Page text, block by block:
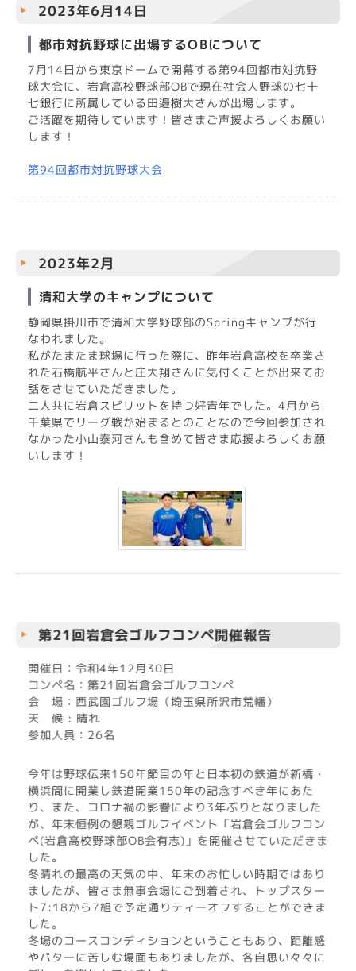
2023年6月14日
都市対抗野球に出場するOBについて
7月14日から東京ドームで開幕する第94回都市対抗野
球大会に、岩倉高校野球部OBで現在社会人野球の七十
七銀行に所属している田邉樹大さんが出場します。
ご活躍を期待しています！皆さまご声援よろしくお願い
します！
第94回都市対抗野球大会
2023年2月
清和大学のキャンプについて
静岡県掛川市で清和大学野球部のSpringキャンプが行
なわれました。
私がたまたま球場に行った際に、昨年岩倉高校を卒業さ
れた石橋航平さんと庄大翔さんに気付くことが出来てお
話をさせていただきました。
二人共に岩倉スピリットを持つ好青年でした。4月から
千葉県でリーグ戦が始まるとのことなので今回参加され
なかった小山泰河さんも含めて皆さま応援よろしくお願
いします！
第21回岩倉会ゴルフコンペ開催報告
開催日：令和4年12月30日
コンペ名：第21回岩倉会ゴルフコンペ
会 場：西武園ゴルフ場（埼玉県所沢市荒幡）
天 候 : 晴れ
参加人員：26名
今年は野球伝来150年節目の年と日本初の鉄道が新橋・
横浜間に開業し鉄道開業150年の記念すべき年にあた
り、また、コロナ禍の影響により3年ぶりとなりました
が、年末恒例の懇親ゴルフイベント「岩倉会ゴルフコン
ペ(岩倉高校野球部OB会有志)」を開催させていただきま
した。
冬晴れの最高の天気の中、年末のお忙しい時期ではあり
ましたが、皆さま無事会場にご到着され、トップスター
ト7:18から7組で予定通りティーオフすることができま
した。
冬場のコースコンディションということもあり、距離感
やパターに苦しむ場面もありましたが、各自思い々々に